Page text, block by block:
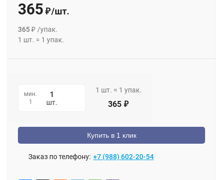
365 ₽/шт.
365 ₽ /упак.
1 шт. = 1 упак.
мин.
1
шт.
1 шт. = 1 упак.
365 ₽
Купить в 1 клик
Заказ по телефону: +7 (988) 602-20-54